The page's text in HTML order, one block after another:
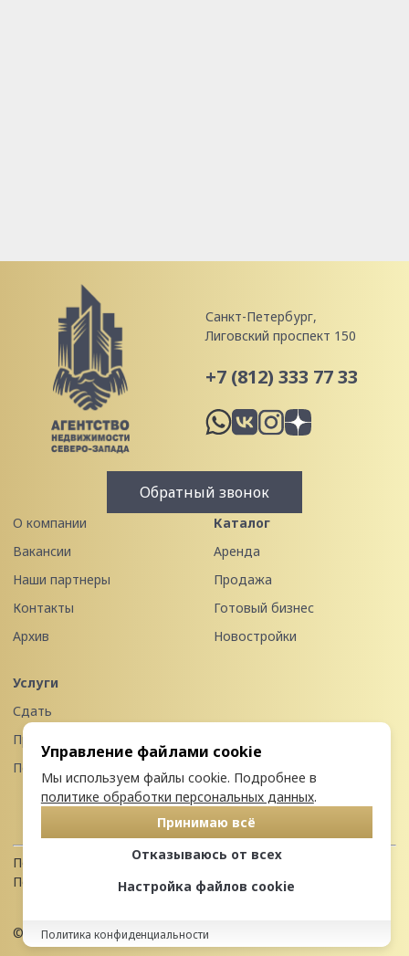
Санкт-Петербург,
Лиговский проспект 150
+7 (812) 333 77 33
Обратный звонок
О компании
Вакансии
Наши партнеры
Контакты
Архив
Каталог
Аренда
Продажа
Готовый бизнес
Новостройки
Услуги
Сдать
Продать
Передать в управление
Политика конфиденциальности
Пользовательское соглашение
© 2026 Недвижимость Северо-запада
Управление файлами cookie
Мы используем файлы cookie. Подробнее в
политике обработки персональных данных.
Принимаю всё
Отказываюсь от всех
Настройка файлов cookie
Политика конфиденциальности